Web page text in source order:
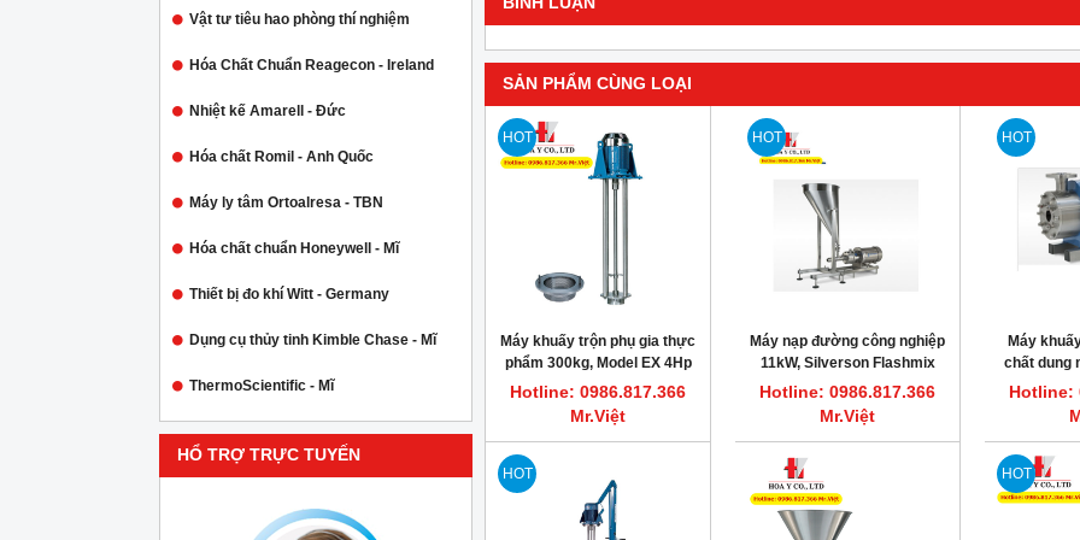
Vật tư tiêu hao phòng thí nghiệm
Hóa Chất Chuẩn Reagecon - Ireland
Nhiệt kế Amarell - Đức
Hóa chất Romil - Anh Quốc
Máy ly tâm Ortoalresa - TBN
Hóa chất chuẩn Honeywell - Mĩ
Thiết bị đo khí Witt - Germany
Dụng cụ thủy tinh Kimble Chase - Mĩ
ThermoScientific - Mĩ
HỔ TRỢ TRỰC TUYẾN
SẢN PHẨM CÙNG LOẠI
HOT
Máy khuấy trộn phụ gia thực
phẩm 300kg, Model EX 4Hp
3000rpm
Hotline: 0986.817.366
Mr.Việt
HOT
Máy nạp đường công nghiệp
11kW, Silverson Flashmix
Model FMX50
Hotline: 0986.817.366
Mr.Việt
HOT
Máy
chất dung
11kW,
Hotline:
HOT HOT